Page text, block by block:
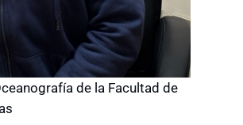
de la Facultad de